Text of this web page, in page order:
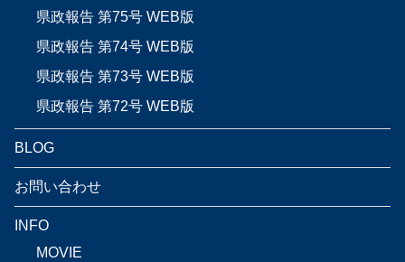
県政報告 第75号 WEB版
県政報告 第74号 WEB版
県政報告 第73号 WEB版
県政報告 第72号 WEB版
BLOG
お問い合わせ
INFO
MOVIE